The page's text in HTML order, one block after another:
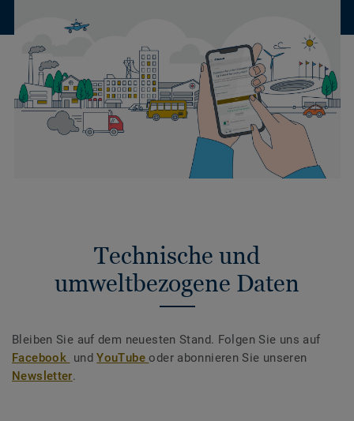
Technische und
umweltbezogene Daten
Bleiben Sie auf dem neuesten Stand. Folgen Sie uns auf
Facebook undYouTubeoder abonnieren Sie unseren
Newsletter.